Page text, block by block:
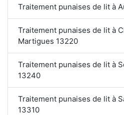
Traitement punaises de lit à
Traitement punaises de lit à
Martigues 13220
Traitement punaises de lit à
13240
Traitement punaises de lit à
13310